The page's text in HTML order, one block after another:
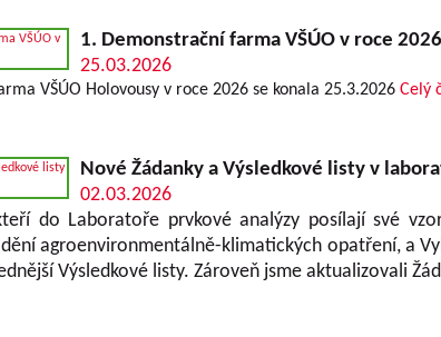
1. Demonstrační farma VŠÚO v roce 2026
25.03.2026
VŠÚO Holovousy v roce 2026 se konala 25.3.2026 Celý
Nové Žádanky a Výsledkové listy v
02.03.2026
do Laboratoře prvkové analýzy posílají své
agroenvironmentálně-klimatických opatření, a
Výsledkové listy. Zároveň jsme aktualizovali